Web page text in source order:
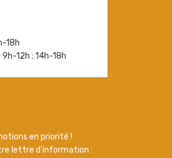
18h
12h ; 14h-18h
en priorité !
lettre d'information :